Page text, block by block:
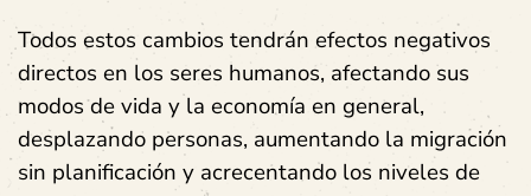
Todos estos cambios tendrán efectos negativos
directos en los seres humanos, afectando sus
modos de vida y la economía en general,
desplazando personas, aumentando la migración
sin planificación y acrecentando los niveles de